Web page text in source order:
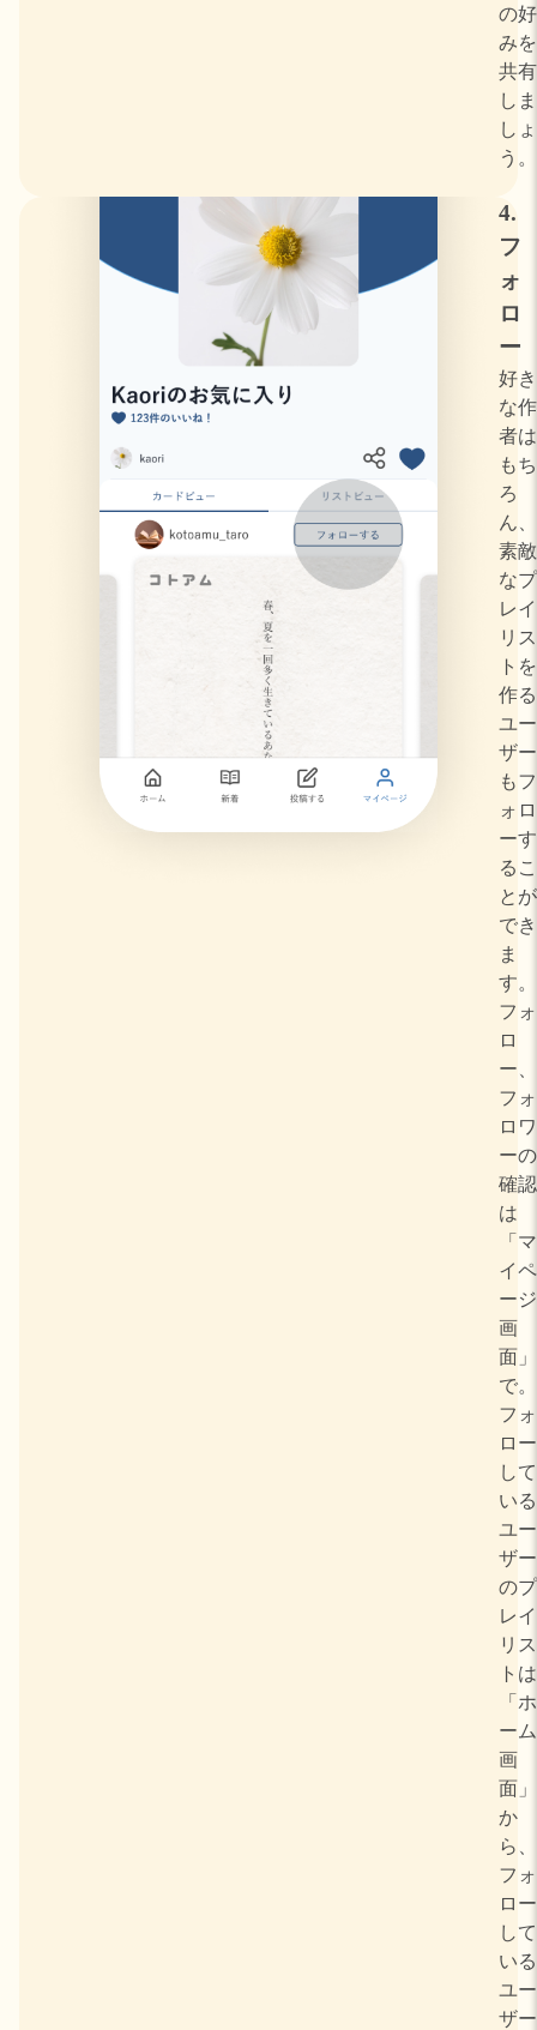
の好
みを
共有
しま
しょ
う。
4.
フ
ォ
ロ
ー
好き
な作
者は
もち
ろ
ん、
素敵
なプ
レイ
リス
トを
作る
ユー
ザー
もフ
ォロ
ーす
るこ
とが
でき
ま
す。
フォ
ロ
ー、
フォ
ロワ
ーの
確認
は
「マ
イペ
ージ
画
面」
で。
フォ
ロー
して
いる
ユー
ザー
のプ
レイ
リス
トは
「ホ
ーム
画
面」
か
ら、
フォ
ロー
して
いる
ユー
ザー